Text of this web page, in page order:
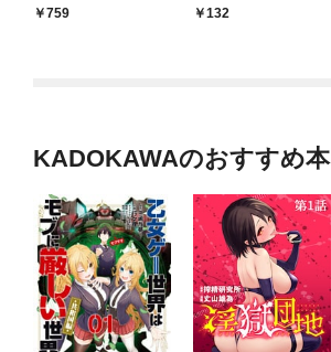
（１）
759
MICS 新装版【単話】
132
KADOKAWAのおすすめ本